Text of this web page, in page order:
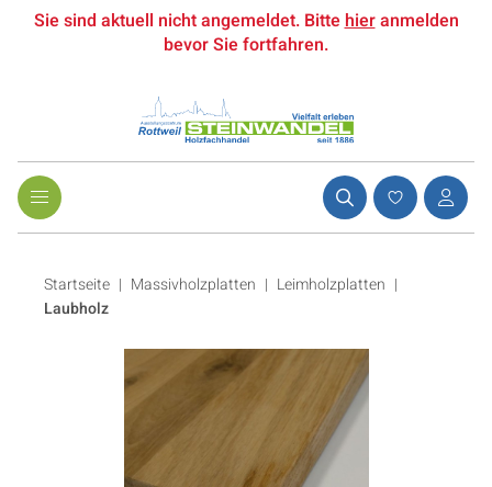
Sie sind aktuell nicht angemeldet. Bittehieranmelden
bevor Sie fortfahren.
Startseite Massivholzplatten | Leimholzplatten |
Laubholz